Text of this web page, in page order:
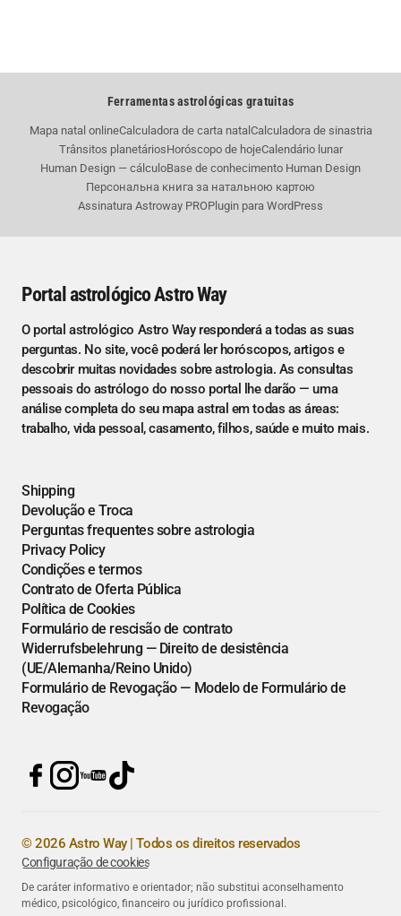
Ferramentas astrológicas gratuitas
Mapa natal onlineCalculadora de carta natal Calculadora de sinastria
Trânsitos planetáriosHoróscopo de hojeCalendário lunar
Human Design — cálculoBase de conhecimento Human Design
Персональна книга за натальною картою
Assinatura Astroway PROPlugin para WordPress
Portal astrológico Astro Way
O portal astrológico Astro Way responderá a todas as suas
perguntas. No site, você poderá ler horóscopos, artigos e
descobrir muitas novidades sobre astrologia. As consultas
pessoais do astrólogo do nosso portal lhe darão — uma
análise completa do seu mapa astral em todas as áreas:
trabalho, vida pessoal, casamento, filhos, saúde e muito mais.
Shipping
Devolução e Troca
Perguntas frequentes sobre astrologia
Privacy Policy
Condições e termos
Contrato de Oferta Pública
Política de Cookies
Formulário de rescisão de contrato
Widerrufsbelehrung — Direito de desistência
(UE/Alemanha/Reino Unido)
Formulário de Revogação — Modelo de Formulário de
Revogação
© 2026 Astro Way | Todos os direitos reservados
Configuração de cookies
De caráter informativo e orientador; não substitui aconselhamento
médico, psicológico, financeiro ou jurídico profissional.